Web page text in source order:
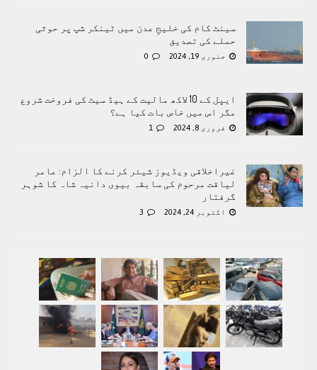
سینٹ کام کی خلیجِ عدن میں ٹینکر شپ پر حوثی
حملے کی تصدیق
جنوری 19, 2024 0
ایپل کے 10 لاکھ مالیت کے ہیڈ سیٹ کی فروخت شروع
مگر اس میں خاص بات کیا ہے؟
فروری 8, 2024 1
غیراخلاقی ویڈیوز شیئر کرنے کا الزام: عامر
لیاقت مرحوم کی سابقہ بیوی دانیہ شاہ کا شوہر
گرفتار
اکتوبر 24, 2024 3